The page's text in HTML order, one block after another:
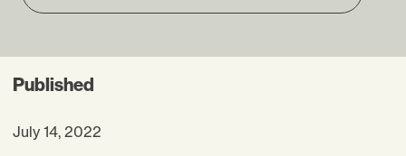
Published
July 14, 2022